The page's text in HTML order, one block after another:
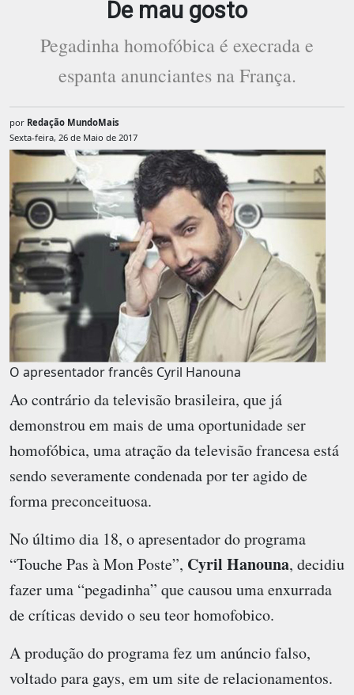
De mau gosto
Pegadinha homofóbica é execrada e
espanta anunciantes na França.
por Redação MundoMais
Sexta-feira, 26 de Maio de 2017
O apresentador francês Cyril Hanouna
Ao contrário da televisão brasileira, que já
demonstrou em mais de uma oportunidade ser
homofóbica, uma atração da televisão francesa está
sendo severamente condenada por ter agido de
forma preconceituosa.
No último dia 18, o apresentador do programa
“Touche Pas à Mon Poste”, Cyril Hanouna, decidiu
fazer uma “pegadinha” que causou uma enxurrada
de críticas devido o seu teor homofobico.
A produção do programa fez um anúncio falso,
voltado para gays, em um site de relacionamentos.